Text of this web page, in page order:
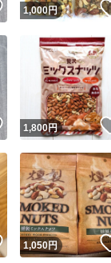
取引実績
取引実績◯+
他フリマ実績◯+
スピード&安心発送
※このバッジは実績に基
スピード＆安心
商品画像の無
コピーは1商
いいね！
1,000円
いいね！
1,800円
いいね！
1,050円